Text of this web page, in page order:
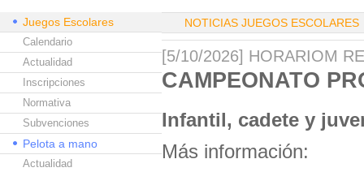
Juegos Escolares
Calendario
Actualidad
Inscripciones
Normativa
Subvenciones
Pelota a mano
Actualidad
NOTICIAS JUEGOS ESCOLARES
[5/10/2026] HORARIOM
CAMPEONATO
Infantil, cadete y
Más información: